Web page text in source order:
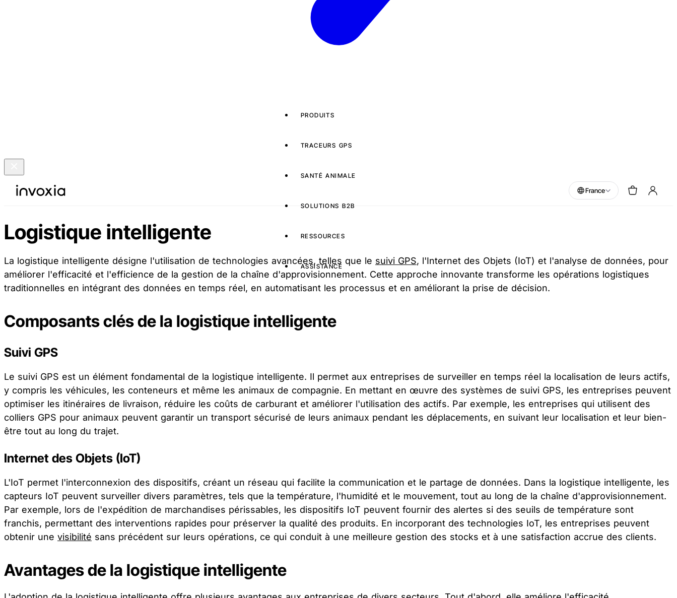
PRODUITS
TRACEURS GPS
SANTÉ ANIMALE
SOLUTIONS B2B
RESSOURCES
ASSISTANCE
France
Logistique intelligente
La logistique intelligente désigne l'utilisation de technologies avancées, telles que le suivi GPS, l'Internet des Objets (IoT) et l'analyse de données, pour
améliorer l'efficacité et l'efficience de la gestion de la chaîne d'approvisionnement. Cette approche innovante transforme les opérations logistiques
traditionnelles en intégrant des données en temps réel, en automatisant les processus et en améliorant la prise de décision.
Composants clés de la logistique intelligente
Suivi GPS
Le suivi GPS est un élément fondamental de la logistique intelligente. Il permet aux entreprises de surveiller en temps réel la localisation de leurs actifs,
y compris les véhicules, les conteneurs et même les animaux de compagnie. En mettant en œuvre des systèmes de suivi GPS, les entreprises peuvent
optimiser les itinéraires de livraison, réduire les coûts de carburant et améliorer l'utilisation des actifs. Par exemple, les entreprises qui utilisent des
colliers GPS pour animaux peuvent garantir un transport sécurisé de leurs animaux pendant les déplacements, en suivant leur localisation et leur bien-
être tout au long du trajet.
Internet des Objets (IoT)
L'IoT permet l'interconnexion des dispositifs, créant un réseau qui facilite la communication et le partage de données. Dans la logistique intelligente, les
capteurs IoT peuvent surveiller divers paramètres, tels que la température, l'humidité et le mouvement, tout au long de la chaîne d'approvisionnement.
Par exemple, lors de l'expédition de marchandises périssables, les dispositifs IoT peuvent fournir des alertes si des seuils de température sont
franchis, permettant des interventions rapides pour préserver la qualité des produits. En incorporant des technologies IoT, les entreprises peuvent
obtenir une visibilité sans précédent sur leurs opérations, ce qui conduit à une meilleure gestion des stocks et à une satisfaction accrue des clients.
Avantages de la logistique intelligente